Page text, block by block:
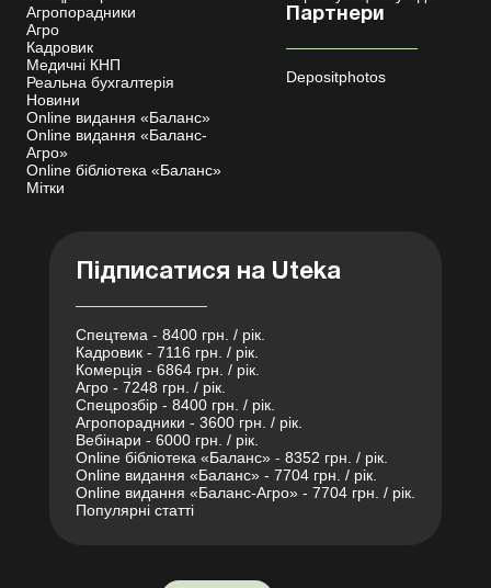
Агропорадники
Агро
Кадровик
Медичні КНП
Реальна бухгалтерія
Новини
Online видання «Баланс»
Online видання «Баланс-
Агро»
Online бібліотека «Баланс»
Мітки
Партнери
Depositphotos
Підписатися на Uteka
Спецтема - 8400 грн. / рік.
Кадровик - 7116 грн. / рік.
Комерція - 6864 грн. / рік.
Агро - 7248 грн. / рік.
Спецрозбір - 8400 грн. / рік.
Агропорадники - 3600 грн. / рік.
Вебінари - 6000 грн. / рік.
Online бібліотека «Баланс» - 8352 грн. / рік.
Online видання «Баланс» - 7704 грн. / рік.
Online видання «Баланс-Агро» - 7704 грн. / рік.
Популярні статті